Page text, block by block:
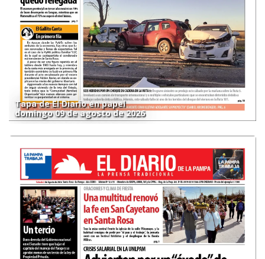
Tapa de El Diario en papel
domingo 09 de agosto de 2026